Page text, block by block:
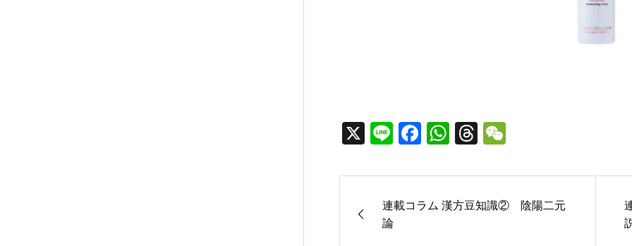
X LineFacebook
WhatsApp
Threads
連載コラム 漢方豆知識② 陰陽二元
論